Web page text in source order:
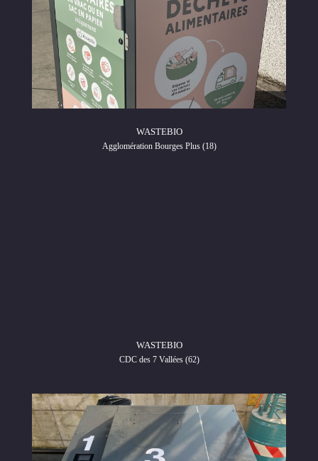
WASTEBIO
Agglomération Bourges Plus (18)
WASTEBIO
CDC des 7 Vallées (62)